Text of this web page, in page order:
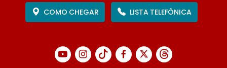
COMO CHEGAR
LISTA TELEFÔNICA